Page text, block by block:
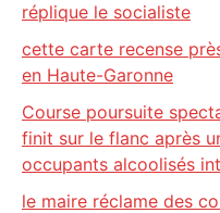
réplique le socialiste
cette carte recense
en Haute-Garonne
Course poursuite
finit sur le flanc après
occupants alcoolisés
le maire réclame des